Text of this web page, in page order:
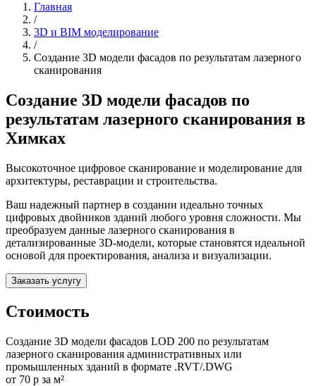
Главная
/
3D и BIM моделирование
/
Создание 3D модели фасадов по результатам лазерного
сканирования
Создание 3D модели фасадов по
результатам лазерного сканирования в
Химках
Высокоточное цифровое сканирование и моделирование для
архитектуры, реставрации и строительства.
Ваш надежный партнер в создании идеально точных
цифровых двойников зданий любого уровня сложности. Мы
преобразуем данные лазерного сканирования в
детализированные 3D-модели, которые становятся идеальной
основой для проектирования, анализа и визуализации.
Заказать услугу
Стоимость
Создание 3D модели фасадов LOD 200 по результатам
лазерного сканирования административных или
промышленных зданий в формате .RVT/.DWG
от 70 р за м²